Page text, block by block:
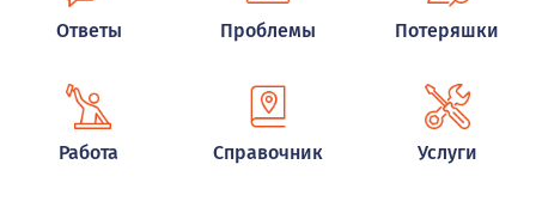
Ответы Проблемы Потеряшки
Работа Справочник Услуги